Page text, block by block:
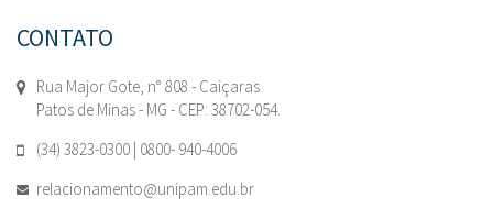
CONTATO
Rua Major Gote, n° 808 - Caiçaras
Patos de Minas - MG - CEP: 38702-054.
(34) 3823-0300 | 0800- 940-4006
relacionamento@unipam.edu.br